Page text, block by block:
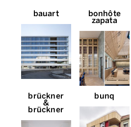
bauart bonhôte
zapata
brückner
&
brückner
bunq